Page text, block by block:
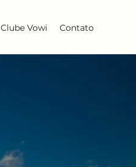
Clube Vowi Contato